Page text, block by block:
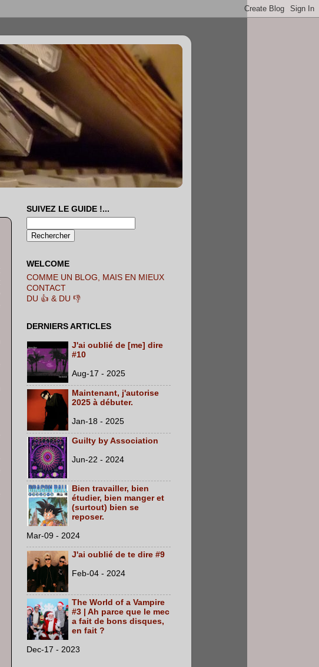
SUIVEZ LE GUIDE !...
WELCOME
COMME UN BLOG, MAIS EN MIEUX
CONTACT
DU 👍 & DU 👎
DERNIERS ARTICLES
J'ai oublié de [me] dire
#10
Aug-17 - 2025
Maintenant, j'autorise
2025 à débuter.
Jan-18 - 2025
Guilty by Association
Jun-22 - 2024
Bien travailler, bien
étudier, bien manger et
(surtout) bien se
reposer.
Mar-09 - 2024
J'ai oublié de te dire #9
Feb-04 - 2024
The World of a Vampire
#3 | Ah parce que le mec
a fait de bons disques,
en fait ?
Dec-17 - 2023